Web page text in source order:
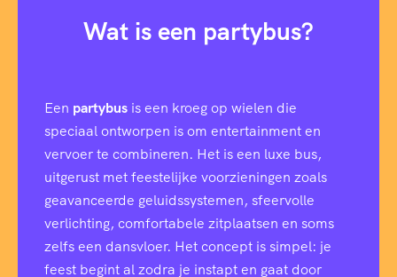
Wat is een partybus?
Een partybus is een kroeg op wielen die
speciaal ontworpen is om entertainment en
vervoer te combineren. Het is een luxe bus,
uitgerust met feestelijke voorzieningen zoals
geavanceerde geluidssystemen, sfeervolle
verlichting, comfortabele zitplaatsen en soms
zelfs een dansvloer. Het concept is simpel: je
feest begint al zodra je instapt en gaat door